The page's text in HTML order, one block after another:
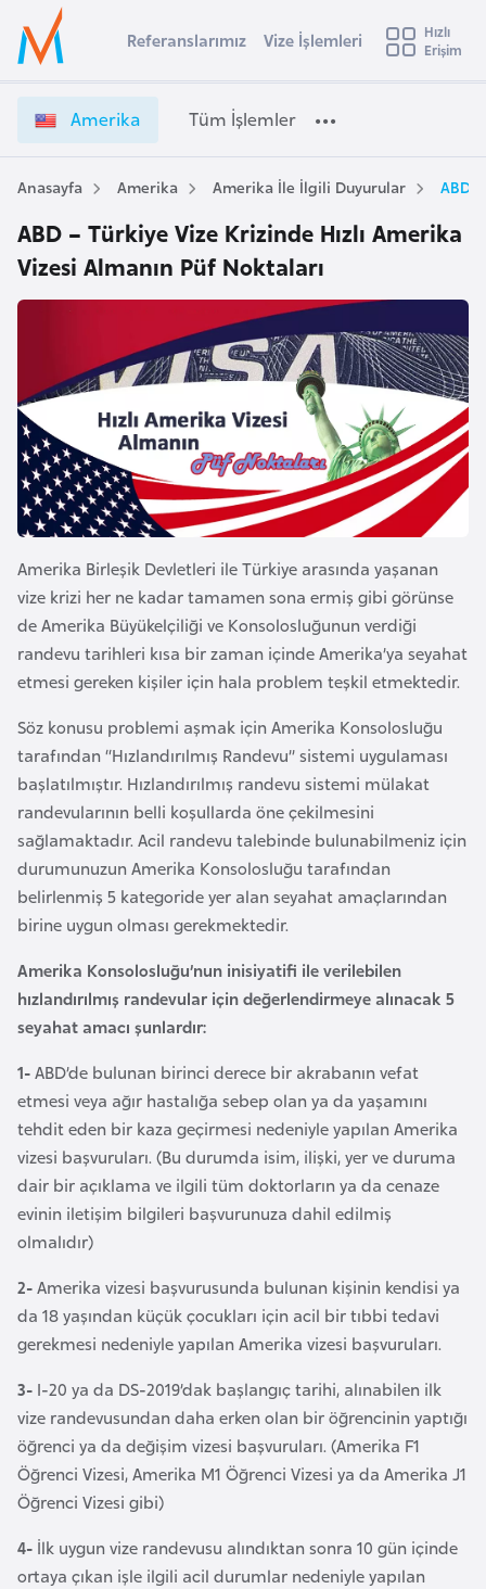
Ülke Seçimi
Başvuru yapmak istediğiniz ülkeyi seçin
Üye
Girişi
e
t
i
m
Referanslarımız Vize İşlemleri
Hızlı
Erişim
Amerika Tüm İşlemler
Anasayfa Amerika Amerika İle İlgili Duyurular ABD
ABD – Türkiye Vize Krizinde Hızlı Amerika
Vizesi Almanın Püf Noktaları
Amerika Birleşik Devletleri ile Türkiye arasında yaşanan
vize krizi her ne kadar tamamen sona ermiş gibi görünse
de Amerika Büyükelçiliği ve Konsolosluğunun verdiği
randevu tarihleri kısa bir zaman içinde Amerika’ya seyahat
etmesi gereken kişiler için hala problem teşkil etmektedir.
Söz konusu problemi aşmak için Amerika Konsolosluğu
tarafından “Hızlandırılmış Randevu” sistemi uygulaması
başlatılmıştır. Hızlandırılmış randevu sistemi mülakat
randevularının belli koşullarda öne çekilmesini
sağlamaktadır. Acil randevu talebinde bulunabilmeniz için
durumunuzun Amerika Konsolosluğu tarafından
belirlenmiş 5 kategoride yer alan seyahat amaçlarından
birine uygun olması gerekmektedir.
Amerika Konsolosluğu’nun inisiyatifi ile verilebilen
hızlandırılmış randevular için değerlendirmeye alınacak 5
seyahat amacı şunlardır:
1-ABD’de bulunan birinci derece bir akrabanın vefat
etmesi veya ağır hastalığa sebep olan ya da yaşamını
tehdit eden bir kaza geçirmesi nedeniyle yapılan Amerika
vizesi başvuruları. (Bu durumda isim, ilişki, yer ve duruma
dair bir açıklama ve ilgili tüm doktorların ya da cenaze
evinin iletişim bilgileri başvurunuza dahil edilmiş
olmalıdır)
2-Amerika vizesi başvurusunda bulunan kişinin kendisi ya
da 18 yaşından küçük çocukları için acil bir tıbbi tedavi
gerekmesi nedeniyle yapılan Amerika vizesi başvuruları.
3- I-20 ya da DS-2019’dak başlangıç tarihi, alınabilen ilk
vize randevusundan daha erken olan bir öğrencinin yaptığı
öğrenci ya da değişim vizesi başvuruları. (Amerika F1
Öğrenci Vizesi, Amerika M1 Öğrenci Vizesi ya da Amerika J1
Öğrenci Vizesi gibi)
4- İlk uygun vize randevusu alındıktan sonra 10 gün içinde
ortaya çıkan işle ilgili acil durumlar nedeniyle yapılan
s
t
r
a
A
v
u
r
y
a
e
y
c
a
n
B
a
h
r
e
y
B
a
n
g
l
a
d
e
ş
B
e
l
a
r
u
s